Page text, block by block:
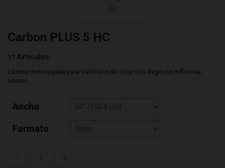
Carbon PLUS 5 HC
17 Artículos
Lámina Homologada para Vehículos de color Gris Negro no reflectiva,
interior.
Ancho
Formato